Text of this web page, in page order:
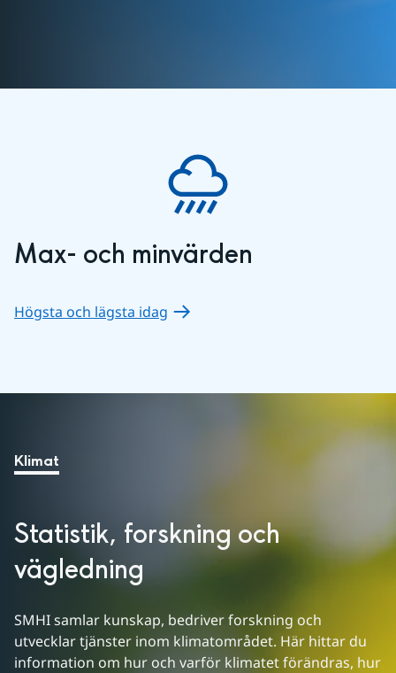
Max- och minvärden
Högsta och lägsta idag
Klimat
Statistik, forskning och
vägledning
SMHI samlar kunskap, bedriver forskning och
utvecklar tjänster inom klimatområdet. Här hittar du
information om hur och varför klimatet förändras, hur